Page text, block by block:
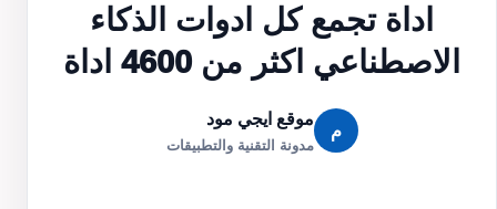
اداة تجمع كل ادوات الذكاء
الاصطناعي اكثر من 4600 اداة
م
موقع ايجي مود
مدونة التقنية والتطبيقات